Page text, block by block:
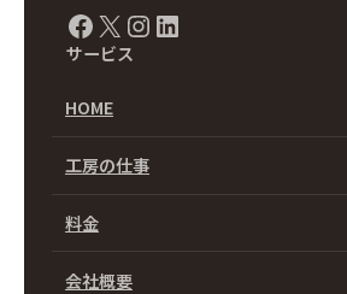
Facebook X InstagramLinkedIn
サービス
HOME
工房の仕事
料金
会社概要